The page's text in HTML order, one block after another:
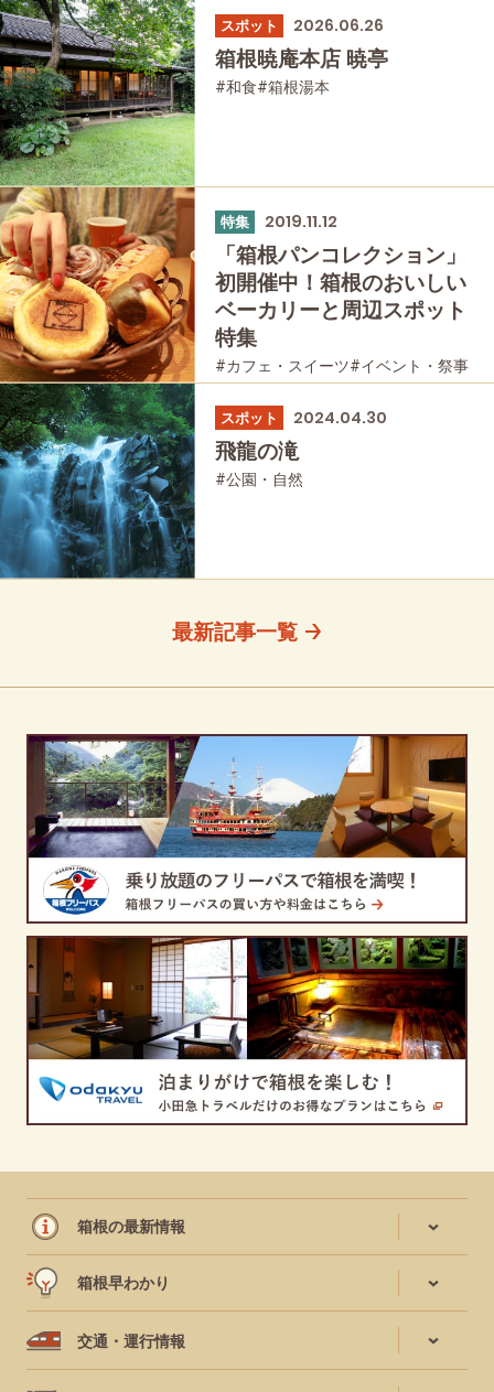
スポット 2026.06.26
箱根暁庵本店 暁亭
#和食#箱根湯本
特集 2019.11.12
「箱根パンコレクション」
初開催中！箱根のおいしい
ベーカリーと周辺スポット
特集
#カフェ・スイーツ#イベント・祭事
#友人グループで#グルメ#母と娘で
スポット 2024.04.30
飛龍の滝
#公園・自然
最新記事一覧
箱根の最新情報
箱根早わかり
交通・運行情報